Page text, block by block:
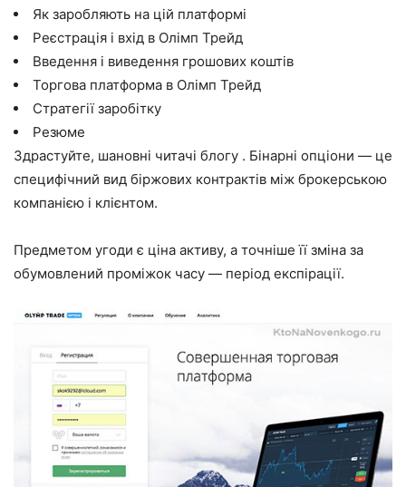
Як заробляють на цій платформі
Реєстрація і вхід в Олімп Трейд
Введення і виведення грошових коштів
Торгова платформа в Олімп Трейд
Стратегії заробітку
Резюме
Здрастуйте, шановні читачі блогу . Бінарні опціони — це
специфічний вид біржових контрактів між брокерською
компанією і клієнтом.
Предметом угоди є ціна активу, а точніше її зміна за
обумовлений проміжок часу — період експірації.